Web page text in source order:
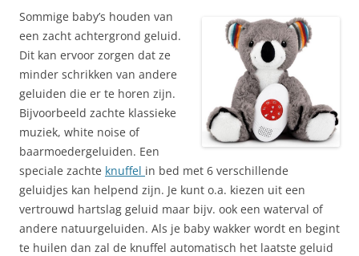
Sommige baby’s houden van
een zacht achtergrond geluid.
Dit kan ervoor zorgen dat ze
minder schrikken van andere
geluiden die er te horen zijn.
Bijvoorbeeld zachte klassieke
muziek, white noise of
baarmoedergeluiden. Een
speciale zachte knuffel in bed met 6 verschillende
geluidjes kan helpend zijn. Je kunt o.a. kiezen uit een
vertrouwd hartslag geluid maar bijv. ook een waterval of
andere natuurgeluiden. Als je baby wakker wordt en begint
te huilen dan zal de knuffel automatisch het laatste geluid